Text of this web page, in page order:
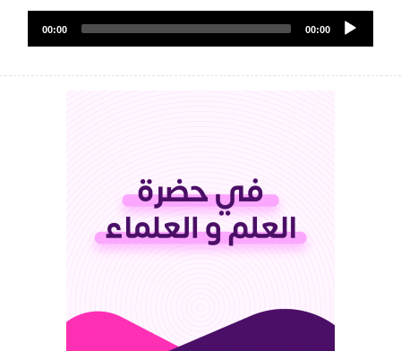
Audio
Player
00:00
00:00